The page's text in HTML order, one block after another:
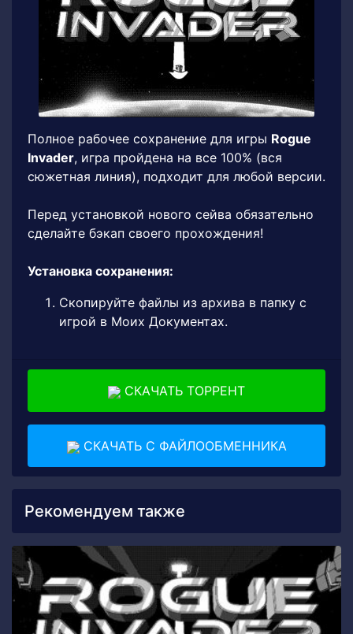
Полное рабочее сохранение для игры Rogue
Invader, игра пройдена на все 100% (вся
сюжетная линия), подходит для любой версии.
Перед установкой нового сейва обязательно
сделайте бэкап своего прохождения!
Установка сохранения:
Скопируйте файлы из архива в папку с
игрой в Моих Документах.
СКАЧАТЬ ТОРРЕНТ
СКАЧАТЬ С ФАЙЛООБМЕННИКА
Рекомендуем также